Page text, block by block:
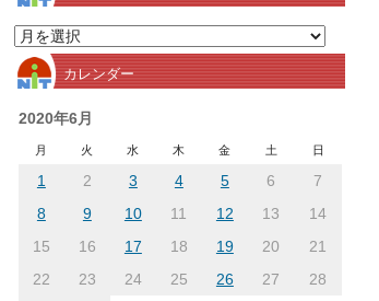
月
別
ア
ー
カレンダー
2020年6月
月 火 水 木 金 土 日
1 2 3 4 5 6
7
8
9 10 11 12 13
14
15
16 17 18 19 20
21
22
23 24 25 26 27
28